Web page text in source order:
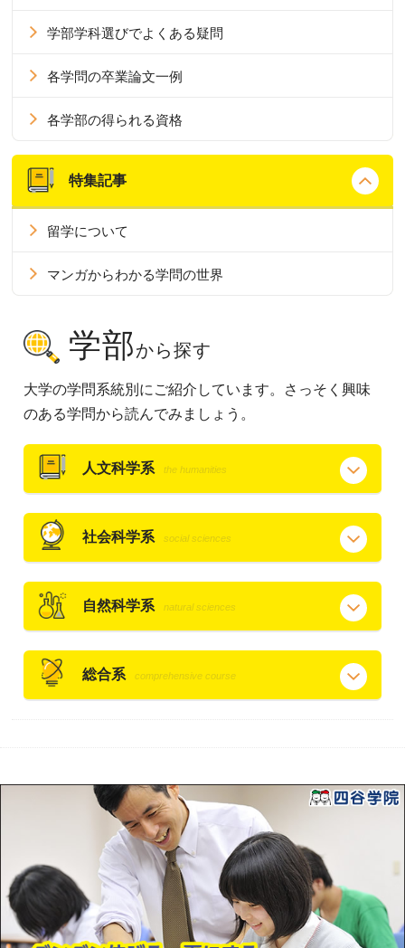
学部学科選びでよくある疑問
各学問の卒業論文一例
各学部の得られる資格
特集記事
留学について
マンガからわかる学問の世界
学部から探す
大学の学問系統別にご紹介しています。さっそく興味
のある学問から読んでみましょう。
人文科学系 the humanities
社会科学系 social sciences
自然科学系 natural sciences
総合系 comprehensive course